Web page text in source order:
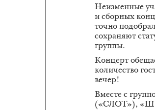
Неизменные
и сборных
точно
сохраняют
группы.
Концерт
количество
вечер!
Вместе с
(«СЛОТ»),